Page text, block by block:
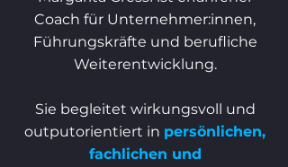
Coach für Unternehmer:innen,
Führungskräfte und berufliche
Weiterentwicklung.
Sie begleitet wirkungsvoll und
outputorientiert in persönlichen,
fachlichen und